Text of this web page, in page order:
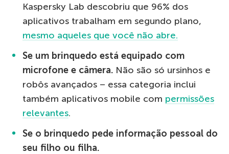
Kaspersky Lab descobriu que 96% dos
aplicativos trabalham em segundo plano,
mesmo aqueles que você não abre.
Se um brinquedo está equipado com
microfone e câmera. Não são só ursinhos e
robôs avançados – essa categoria inclui
também aplicativos mobile com permissões
relevantes.
Se o brinquedo pede informação pessoal do
seu filho ou filha.